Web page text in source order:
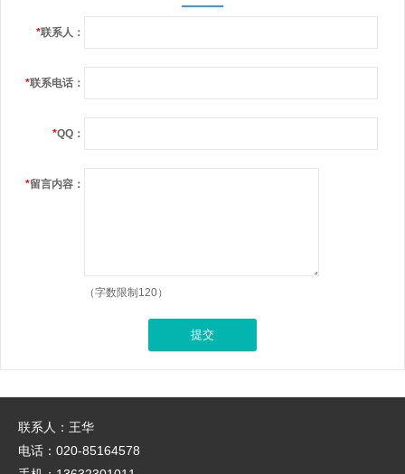
*联系人：
*联系电话：
*QQ：
*留言内容：
（字数限制120）
联系人：王华
电话：020-85164578